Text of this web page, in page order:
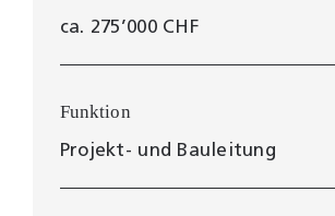
ca. 275’000 CHF
Funktion
Projekt- und Bauleitung